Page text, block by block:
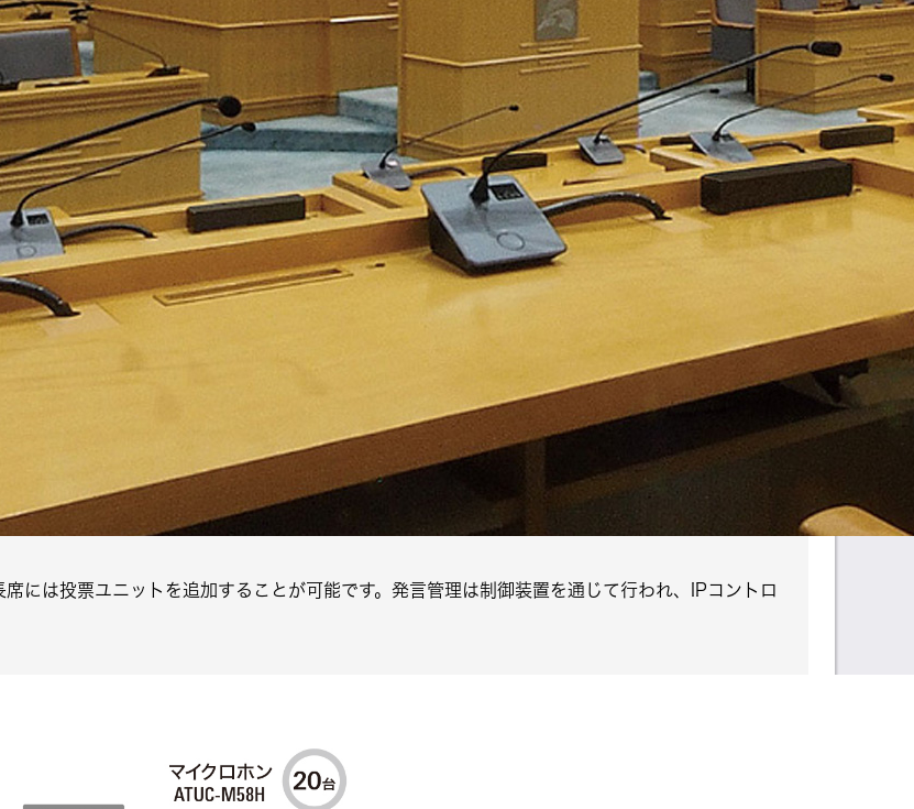
には投票ユニットを追加することが可能です。発言管理は制御装置を通じて行われ、IPコントロ